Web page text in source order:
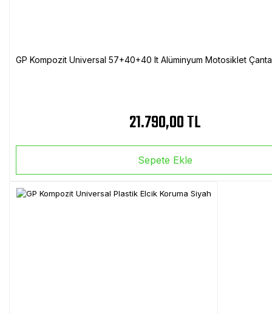
GP Kompozit Universal 57+40+40 lt Alüminyum Motosiklet
21.790,00 TL
Sepete Ekle